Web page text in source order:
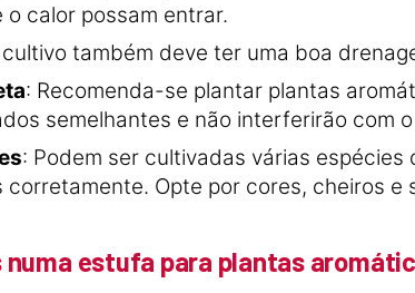
calor possam entrar.
também deve ter uma boa
: Recomenda-se plantar plantas
semelhantes e não interferirão com
: Podem ser cultivadas várias
corretamente. Opte por cores, cheiros e
estufa para plantas